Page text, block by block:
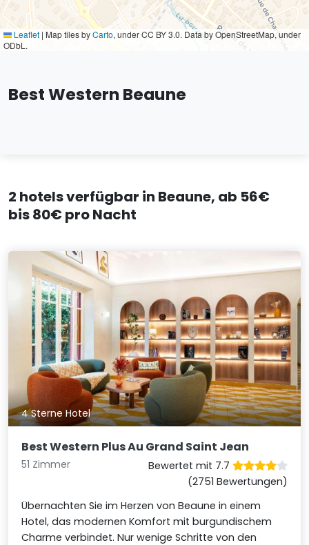
Leaflet | Map tiles byCarto, under CC BY 3.0. Data by OpenStreetMap, under
ODbL.
Best Western Beaune
2 hotels verfügbar in Beaune, ab 56€
bis 80€ pro Nacht
4 Sterne Hotel
Best Western Plus Au Grand Saint Jean
51 Zimmer
Bewertet mit 7.7
(2751 Bewertungen)
Übernachten Sie im Herzen von Beaune in einem
Hotel, das modernen Komfort mit burgundischem
Charme verbindet. Nur wenige Schritte von den